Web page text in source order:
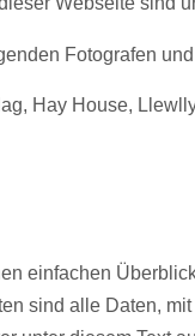
Fotografen
Hay House,
einfachen
sind alle Daten,